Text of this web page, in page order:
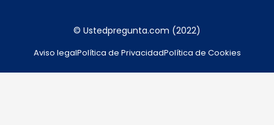
© Ustedpregunta.com (2022)
Aviso legalPolítica de PrivacidadPolítica de Cookies